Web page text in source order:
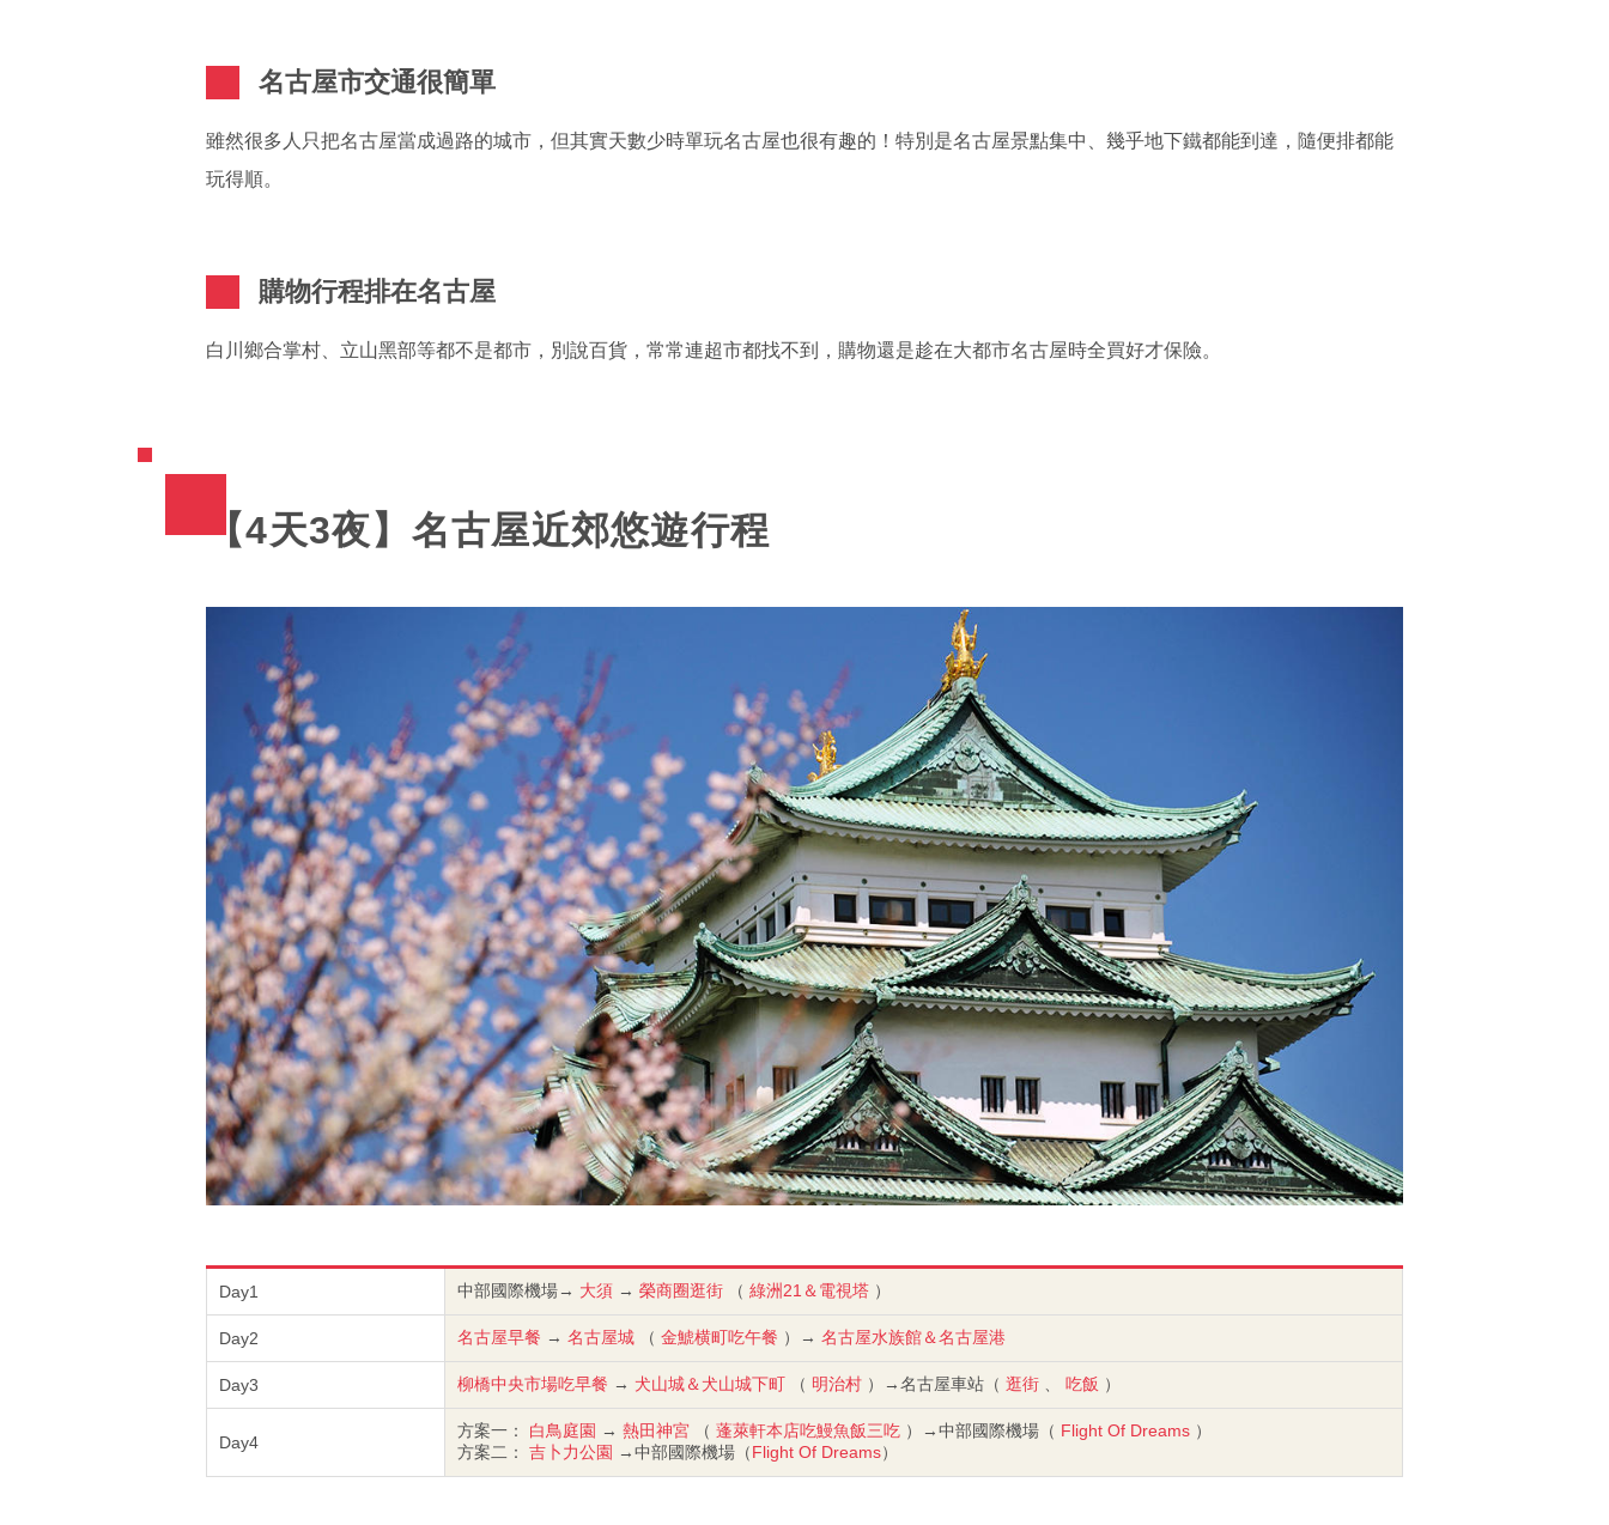
名古屋市交通很簡單
雖然很多人只把名古屋當成過路的城市，但其實天數少時單玩名古屋也很有趣的！特別是名古屋景點集中、幾乎地下鐵都能到達，隨便排都能
玩得順。
購物行程排在名古屋
白川鄉合掌村、立山黑部等都不是都市，別說百貨，常常連超市都找不到，購物還是趁在大都市名古屋時全買好才保險。
【4天3夜】名古屋近郊悠遊行程
Day1 中部國際機場→ 大須 → 榮商圈逛街 （ 綠洲21＆電視塔 ）
Day2 名古屋早餐 → 名古屋城 （ 金鯱横町吃午餐 ）→ 名古屋水族館＆名古屋港
Day3 柳橋中央市場吃早餐 → 犬山城＆犬山城下町 （ 明治村 ）→名古屋車站（ 逛街 、 吃飯 ）
Day4
方案一： 白鳥庭園 → 熱田神宮 （ 蓬萊軒本店吃鰻魚飯三吃 ）→中部國際機場（ Flight Of Dreams ）
方案二： 吉卜力公園 →中部國際機場（Flight Of Dreams）